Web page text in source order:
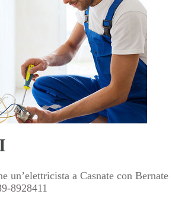
un’elettricista a Casnate con Bernate
8928411